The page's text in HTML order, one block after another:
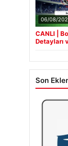
06/08/
CANLI |
Detayları
Son